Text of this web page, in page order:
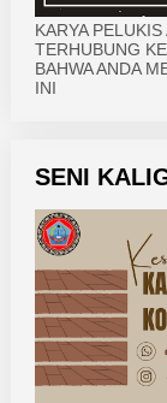
KARYA
TERHUBUNG
BAHWA ANDA
INI
SENI